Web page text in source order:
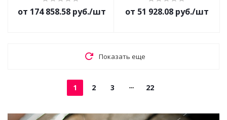
от 174 858.58 руб./шт от 51 928.08 руб./шт
Показать еще
1 2 3 22